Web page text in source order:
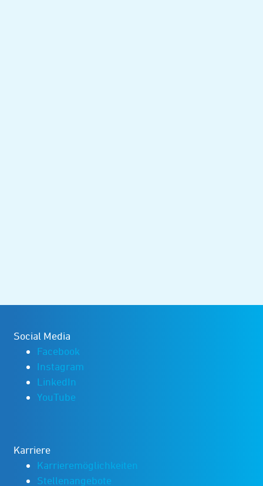
Social Media
Facebook
Instagram
LinkedIn
YouTube
Karriere
Karrieremöglichkeiten
Stellenangebote